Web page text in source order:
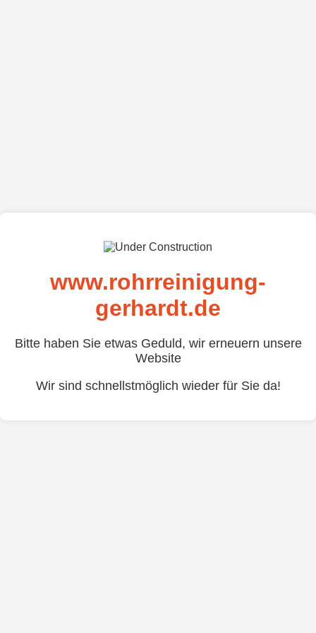
www.rohrreinigung-
gerhardt.de
Bitte haben Sie etwas Geduld, wir erneuern unsere
Website
Wir sind schnellstmöglich wieder für Sie da!